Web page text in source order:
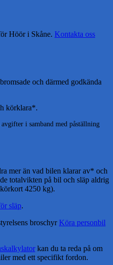
Höör i Skåne. Kontakta oss
och därmed godkända
körklara*.
i samband med påställning
mer än vad bilen klarar av* och
totalvikten på bil och släp aldrig
4250 kg).
släp.
broschyrKöra personbil
kan du ta reda på om
med ett specifikt fordon.